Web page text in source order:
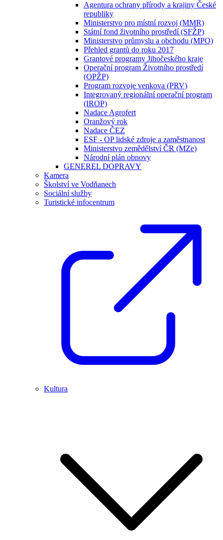
Agentura ochrany přírody a krajiny České
republiky
Ministerstvo pro místní rozvoj (MMR)
Státní fond životního prostředí (SFŽP)
Ministerstvo průmyslu a obchodu (MPO)
Přehled grantů do roku 2017
Grantové programy Jihočeského kraje
Operační program Životního prostředí
(OPŽP)
Program rozvoje venkova (PRV)
Integrovaný regionální operační program
(IROP)
Nadace Agrofert
Oranžový rok
Nadace ČEZ
ESF - OP lidské zdroje a zaměstnanost
Ministerstvo zemědělství ČR (MZe)
Národní plán obnovy
GENEREL DOPRAVY
Kamera
Školství ve Vodňanech
Sociální služby
Turistické infocentrum
Kultura